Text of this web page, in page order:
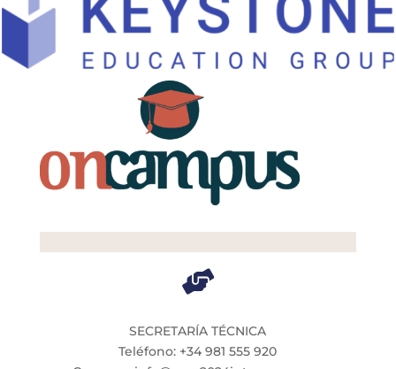

SECRETARÍA TÉCNICA
Teléfono: +34 981 555 920